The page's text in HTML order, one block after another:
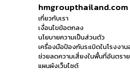
hmgroupthailand.com
เกี่ยวกับเรา
เงื่อนไขข้อตกลง
นโยบายความเป็นส่วนตัว
เครื่องมือป้องกันระเบิดในโรงง
ช่วยลดความเสี่ยงในพื้นที่อันตราย
แผนผังเว็บไซต์